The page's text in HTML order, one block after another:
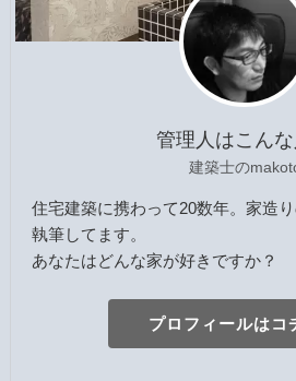
管理人はこんな
建築士の
住宅建築に携わって20数年。家造
執筆してます。
あなたはどんな家が好きですか？
プロフィールはコ